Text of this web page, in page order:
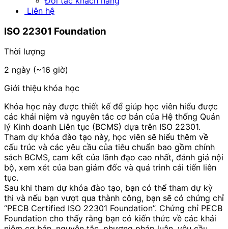
Liên hệ
ISO 22301 Foundation
Thời lượng
2 ngày (~16 giờ)
Giới thiệu khóa học
Khóa học này được thiết kế để giúp học viên hiểu được
các khái niệm và nguyên tắc cơ bản của Hệ thống Quản
lý Kinh doanh Liên tục (BCMS) dựa trên ISO 22301.
Tham dự khóa đào tạo này, học viên sẽ hiểu thêm về
cấu trúc và các yêu cầu của tiêu chuẩn bao gồm chính
sách BCMS, cam kết của lãnh đạo cao nhất, đánh giá nội
bộ, xem xét của ban giám đốc và quá trình cải tiến liên
tục.
Sau khi tham dự khóa đào tạo, bạn có thể tham dự kỳ
thi và nếu bạn vượt qua thành công, bạn sẽ có chứng chỉ
“PECB Certified ISO 22301 Foundation”. Chứng chỉ PECB
Foundation cho thấy rằng bạn có kiến ​​thức về các khái